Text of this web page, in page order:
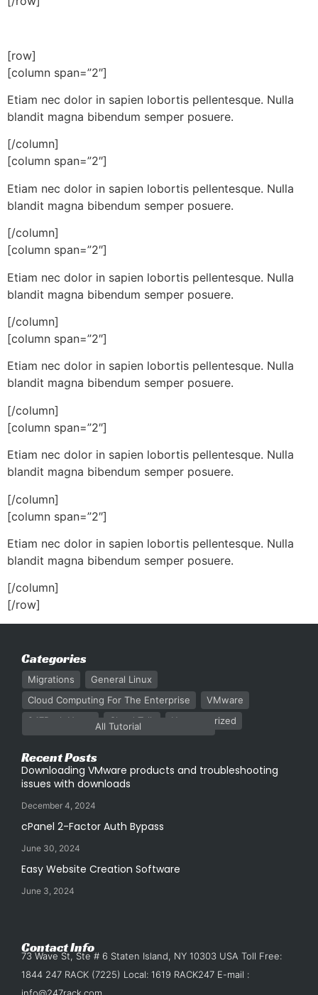
[row]
[column span=”2″]
Etiam nec dolor in sapien lobortis pellentesque. Nulla
blandit magna bibendum semper posuere.
[/column]
[column span=”2″]
Etiam nec dolor in sapien lobortis pellentesque. Nulla
blandit magna bibendum semper posuere.
[/column]
[column span=”2″]
Etiam nec dolor in sapien lobortis pellentesque. Nulla
blandit magna bibendum semper posuere.
[/column]
[column span=”2″]
Etiam nec dolor in sapien lobortis pellentesque. Nulla
blandit magna bibendum semper posuere.
[/column]
[column span=”2″]
Etiam nec dolor in sapien lobortis pellentesque. Nulla
blandit magna bibendum semper posuere.
[/column]
[column span=”2″]
Etiam nec dolor in sapien lobortis pellentesque. Nulla
blandit magna bibendum semper posuere.
[/column]
[/row]
Categories
Migrations
General Linux
Cloud Computing For The Enterprise
VMware
247Rack News
Cloud Talk Uncategorized
All Tutorial
Recent Posts
Downloading VMware products and troubleshooting
issues with downloads
December 4, 2024
cPanel 2-Factor Auth Bypass
June 30, 2024
Easy Website Creation Software
June 3, 2024
Contact Info
73 Wave St, Ste # 6 Staten Island, NY 10303 USA Toll Free:
1844 247 RACK (7225) Local: 1619 RACK247 E-mail :
info@247rack.com